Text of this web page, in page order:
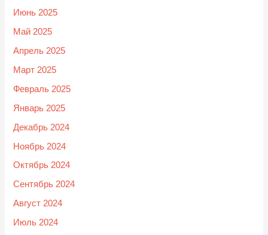
Июнь 2025
Май 2025
Апрель 2025
Март 2025
Февраль 2025
Январь 2025
Декабрь 2024
Ноябрь 2024
Октябрь 2024
Сентябрь 2024
Август 2024
Июль 2024